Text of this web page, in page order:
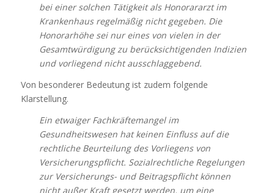
bei einer solchen Tätigkeit als Honorararzt im
Krankenhaus regelmäßig nicht gegeben. Die
Honorarhöhe sei nur eines von vielen in der
Gesamtwürdigung zu berücksichtigenden Indizien
und vorliegend nicht ausschlaggebend.
Von besonderer Bedeutung ist zudem folgende
Klarstellung.
Ein etwaiger Fachkräftemangel im
Gesundheitswesen hat keinen Einfluss auf die
rechtliche Beurteilung des Vorliegens von
Versicherungspflicht. Sozialrechtliche Regelungen
zur Versicherungs- und Beitragspflicht können
nicht außer Kraft gesetzt werden, um eine